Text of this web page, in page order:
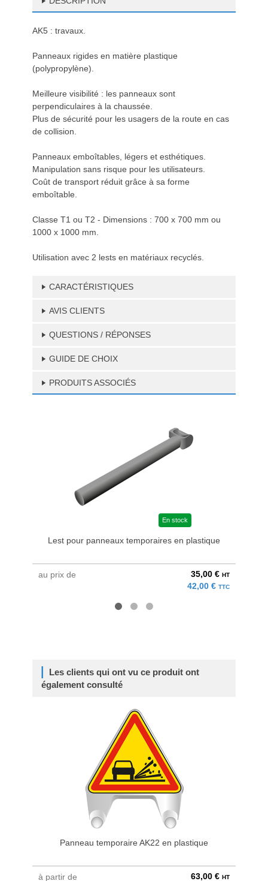
AK5 : travaux.
Panneaux rigides en matière plastique
(polypropylène).
Meilleure visibilité : les panneaux sont
perpendiculaires à la chaussée.
Plus de sécurité pour les usagers de la route en cas
de collision.
Panneaux emboîtables, légers et esthétiques.
Manipulation sans risque pour les utilisateurs.
Coût de transport réduit grâce à sa forme
emboîtable.
Classe T1 ou T2 - Dimensions : 700 x 700 mm ou
1000 x 1000 mm.
Utilisation avec 2 lests en matériaux recyclés.
CARACTÉRISTIQUES
AVIS CLIENTS
QUESTIONS / RÉPONSES
GUIDE DE CHOIX
PRODUITS ASSOCIÉS
En stock
Lest pour panneaux temporaires en plastique
au prix de 35,00 € HT
42,00 € TTC
Les clients qui ont vu ce produit ont
également consulté
Panneau temporaire AK22 en plastique
à partir de 63,00 € HT